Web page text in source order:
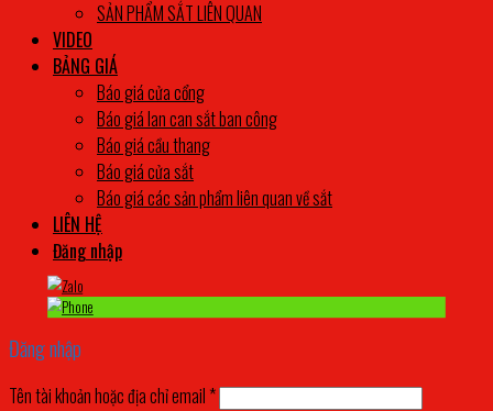
SẢN PHẨM SẮT LIÊN QUAN
VIDEO
BẢNG GIÁ
Báo giá cửa cổng
Báo giá lan can sắt ban công
Báo giá cầu thang
Báo giá cửa sắt
Báo giá các sản phẩm liên quan về sắt
LIÊN HỆ
Đăng nhập
Đăng nhập
Tên tài khoản hoặc địa chỉ email *